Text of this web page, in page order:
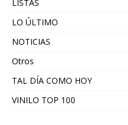
LISTAS
LO ÚLTIMO
NOTICIAS
Otros
TAL DÍA COMO HOY
VINILO TOP 100